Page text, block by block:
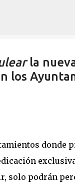
la
los
donde
solo podrán